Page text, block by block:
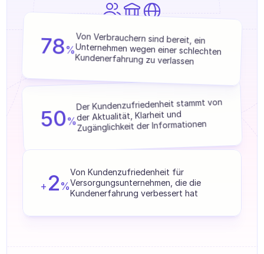
Agenten Onboarding
Agenten Training
Wissensbasis
Ticketzentrum
KI
Terminplanung
Integrationen
Wir helfen mehr als 250 Marken, messbare
Ergebnisse zu erzielen.
50%
Der Kundenzufriedenheit stammt von
der Aktualität, Klarheit und
Zugänglichkeit der Informationen
+ 2 %
Von Kundenzufriedenheit für
Versorgungsunternehmen, die die
Kundenerfahrung verbessert hat
78%
Kundenerfahrung zu verlassen